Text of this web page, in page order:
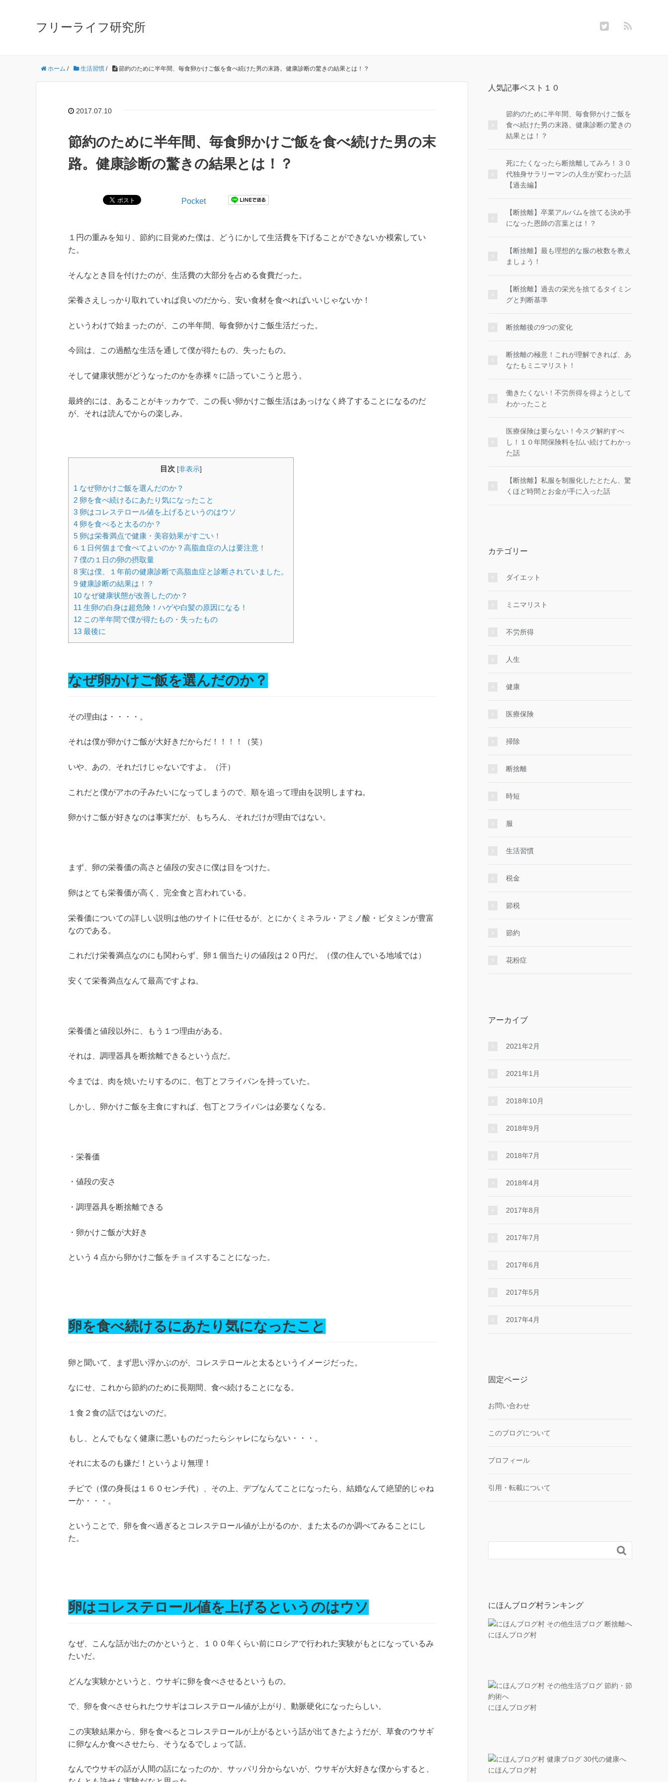
フリーライフ研究所
ホーム / 生活習慣 / 節約のために半年間、毎食卵かけご飯を食べ続けた男の末路。健康診断の驚きの結果とは！？
2017.07.10
節約のために半年間、毎食卵かけご飯を食べ続けた男の末
路。健康診断の驚きの結果とは！？
Pocket
１円の重みを知り、節約に目覚めた僕は、どうにかして生活費を下げることができないか模索してい
た。
そんなとき目を付けたのが、生活費の大部分を占める食費だった。
栄養さえしっかり取れていれば良いのだから、安い食材を食べればいいじゃないか！
というわけで始まったのが、この半年間、毎食卵かけご飯生活だった。
今回は、この過酷な生活を通して僕が得たもの、失ったもの。
そして健康状態がどうなったのかを赤裸々に語っていこうと思う。
最終的には、あることがキッカケで、この長い卵かけご飯生活はあっけなく終了することになるのだ
が、それは読んでからの楽しみ。
目次 [非表示]
1 なぜ卵かけご飯を選んだのか？
2 卵を食べ続けるにあたり気になったこと
3 卵はコレステロール値を上げるというのはウソ
4 卵を食べると太るのか？
5 卵は栄養満点で健康・美容効果がすごい！
6 １日何個まで食べてよいのか？高脂血症の人は要注意！
7 僕の１日の卵の摂取量
8 実は僕、１年前の健康診断で高脂血症と診断されていました。
9 健康診断の結果は！？
10 なぜ健康状態が改善したのか？
11 生卵の白身は超危険！ハゲや白髪の原因になる！
12 この半年間で僕が得たもの・失ったもの
13 最後に
なぜ卵かけご飯を選んだのか？
その理由は・・・・。
それは僕が卵かけご飯が大好きだからだ！！！！（笑）
いや、あの、それだけじゃないですよ。（汗）
これだと僕がアホの子みたいになってしまうので、順を追って理由を説明しますね。
卵かけご飯が好きなのは事実だが、もちろん、それだけが理由ではない。
まず、卵の栄養価の高さと値段の安さに僕は目をつけた。
卵はとても栄養価が高く、完全食と言われている。
栄養価についての詳しい説明は他のサイトに任せるが、とにかくミネラル・アミノ酸・ビタミンが豊富
なのである。
これだけ栄養満点なのにも関わらず、卵１個当たりの値段は２０円だ。（僕の住んでいる地域では）
安くて栄養満点なんて最高ですよね。
栄養価と値段以外に、もう１つ理由がある。
それは、調理器具を断捨離できるという点だ。
今までは、肉を焼いたりするのに、包丁とフライパンを持っていた。
しかし、卵かけご飯を主食にすれば、包丁とフライパンは必要なくなる。
・栄養価
・値段の安さ
・調理器具を断捨離できる
・卵かけご飯が大好き
という４点から卵かけご飯をチョイスすることになった。
卵を食べ続けるにあたり気になったこと
卵と聞いて、まず思い浮かぶのが、コレステロールと太るというイメージだった。
なにせ、これから節約のために長期間、食べ続けることになる。
１食２食の話ではないのだ。
もし、とんでもなく健康に悪いものだったらシャレにならない・・・。
それに太るのも嫌だ！というより無理！
チビで（僕の身長は１６０センチ代）、その上、デブなんてことになったら、結婚なんて絶望的じゃね
ーか・・・。
ということで、卵を食べ過ぎるとコレステロール値が上がるのか、また太るのか調べてみることにし
た。
卵はコレステロール値を上げるというのはウソ
なぜ、こんな話が出たのかというと、１００年くらい前にロシアで行われた実験がもとになっているみ
たいだ。
どんな実験かというと、ウサギに卵を食べさせるというもの。
で、卵を食べさせられたウサギはコレステロール値が上がり、動脈硬化になったらしい。
この実験結果から、卵を食べるとコレステロールが上がるという話が出てきたようだが、草食のウサギ
に卵なんか食べさせたら、そうなるでしょって話。
なんでウサギの話が人間の話になったのか、サッパリ分からないが、ウサギが大好きな僕からすると、
人気記事ベスト１０
節約のために半年間、毎食卵かけご飯を
食べ続けた男の末路。健康診断の驚きの
結果とは！？
死にたくなったら断捨離してみろ！３０
代独身サラリーマンの人生が変わった話
【過去編】
【断捨離】卒業アルバムを捨てる決め手
になった恩師の言葉とは！？
【断捨離】最も理想的な服の枚数を教え
ましょう！
【断捨離】過去の栄光を捨てるタイミン
グと判断基準
断捨離後の9つの変化
断捨離の極意！これが理解できれば、あ
なたもミニマリスト！
働きたくない！不労所得を得ようとして
わかったこと
医療保険は要らない！今スグ解約すべ
し！１０年間保険料を払い続けてわかっ
た話
【断捨離】私服を制服化したとたん、驚
くほど時間とお金が手に入った話
カテゴリー
ダイエット
ミニマリスト
不労所得
人生
健康
医療保険
掃除
断捨離
時短
服
生活習慣
税金
節税
節約
花粉症
アーカイブ
2021年2月
2021年1月
2018年10月
2018年9月
2018年7月
2018年4月
2017年8月
2017年7月
2017年6月
2017年5月
2017年4月
固定ページ
お問い合わせ
このブログについて
プロフィール
引用・転載について

にほんブログ村ランキング
にほんブログ村
にほんブログ村
にほんブログ村